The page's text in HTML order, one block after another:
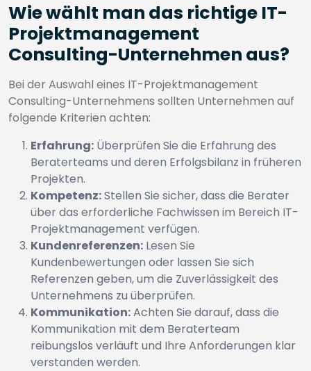
Wie wählt man das richtige IT-
Projektmanagement
Consulting-Unternehmen aus?
Bei der Auswahl eines IT-Projektmanagement
Consulting-Unternehmens sollten Unternehmen auf
folgende Kriterien achten:
Erfahrung: Überprüfen Sie die Erfahrung des
Beraterteams und deren Erfolgsbilanz in früheren
Projekten.
Kompetenz:Stellen Sie sicher, dass die Berater
über das erforderliche Fachwissen im Bereich IT-
Projektmanagement verfügen.
Kundenreferenzen: Lesen Sie
Kundenbewertungen oder lassen Sie sich
Referenzen geben, um die Zuverlässigkeit des
Unternehmens zu überprüfen.
Kommunikation:Achten Sie darauf, dass die
Kommunikation mit dem Beraterteam
reibungslos verläuft und Ihre Anforderungen klar
verstanden werden.